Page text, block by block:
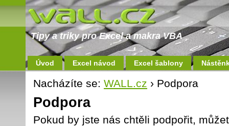
Tipy a triky pro Excel a makra VBA
Úvod Excel návod Excel šablony
Nacházíte se: WALL.cz › Podpora
Podpora
Pokud by jste nás chtěli podpořit,